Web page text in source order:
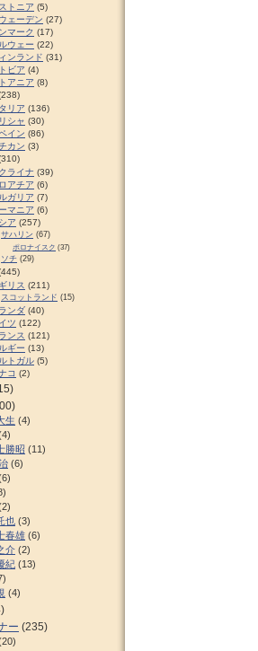
トニア (5)
ェーデン (27)
マーク (17)
ウェー (22)
ンランド (31)
ビア (4)
アニア (8)
リア (136)
シャ (30)
イン (86)
カン (3)
ライナ (39)
アチア (6)
ガリア (7)
マニア (6)
ア (257)
サハリン (67)
ポロナイスク (37)
ソチ (29)
リス (211)
スコットランド (15)
ンダ (40)
ツ (122)
ンス (121)
ギー (13)
トガル (5)
コ (2)
生 (4)
勝昭 (11)
(6)
也 (3)
春雄 (6)
介 (2)
紀 (13)
(4)
ー (235)